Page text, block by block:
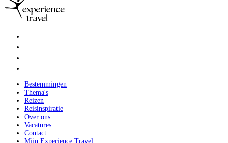
Bestemmingen
Thema's
Reizen
Reisinspiratie
Over ons
Vacatures
Contact
Mijn Experience Travel